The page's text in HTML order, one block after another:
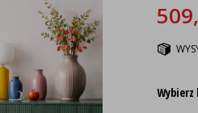
Wybierz